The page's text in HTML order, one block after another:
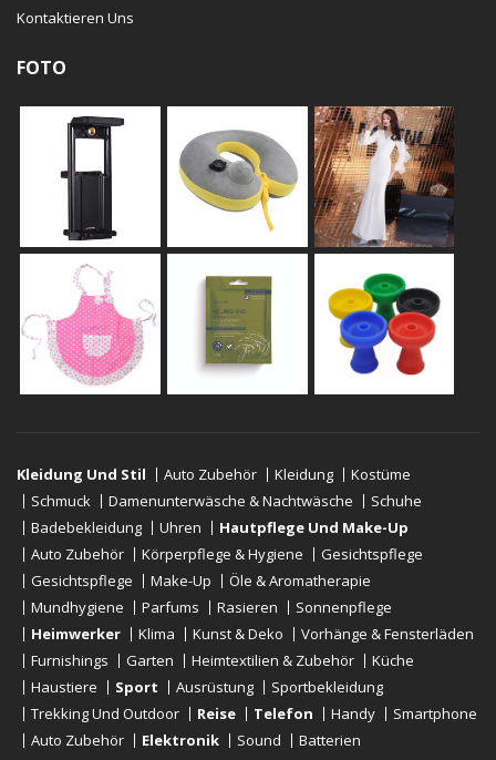
Kontaktieren Uns
FOTO
Kleidung Und Stil Auto Zubehör Kleidung
Kostüme
Schmuck
Damenunterwäsche & Nachtwäsche
Schuhe
Badebekleidung
Uhren
Hautpflege Und Make-Up
Auto Zubehör
Körperpflege & Hygiene
Gesichtspflege
Gesichtspflege
Make-Up
Öle & Aromatherapie
Mundhygiene
Parfums Rasieren
Sonnenpflege
Heimwerker
Klima Kunst & Deko
Vorhänge & Fensterläden
Furnishings
Garten Heimtextilien & Zubehör
Küche
Haustiere
Sport Ausrüstung
Sportbekleidung
Trekking Und Outdoor
Reise Telefon Handy
Smartphone
Auto Zubehör
Elektronik Sound
Batterien